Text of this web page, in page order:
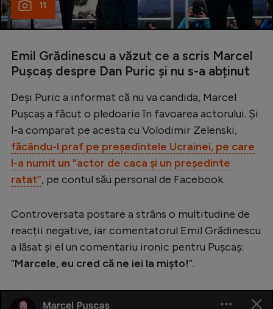
11
Emil Grădinescu a văzut ce a scris Marcel
Pușcaș despre Dan Puric și nu s-a abținut
Deși Puric a informat că nu va candida, Marcel
Pușcaș a făcut o pledoarie în favoarea actorului. Și
l-a comparat pe acesta cu Volodimir Zelenski,
făcându-l praf pe președintele Ucrainei, pe care
l-a numit un ”actor de caca și un președinte
ratat”, pe contul său personal de Facebook.
Controversata postare a strâns o multitudine de
reacții negative, iar comentatorul Emil Grădinescu
a lăsat și el un comentariu ironic pentru Pușcaș:
”Marcele, eu cred că ne iei la mișto!”.